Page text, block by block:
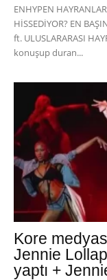
ENHYPEN
HİSSEDİYOR? EN
ft. ULUSLARARASI
konuşup duran...
Kore
Jennie
yaptı +